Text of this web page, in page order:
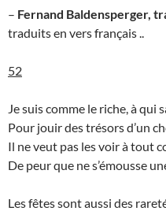
– Fernand Baldensperger,
traduits en vers français ..
52
Je suis comme le riche, à qui
Pour jouir des trésors d’un
Il ne veut pas les voir à tout
De peur que ne s’émousse
Les fêtes sont aussi des